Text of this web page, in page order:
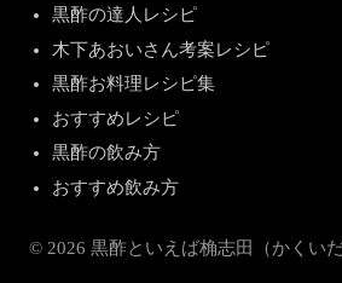
黒酢の達人レシピ
木下あおいさん考案レシピ
黒酢お料理レシピ集
おすすめレシピ
黒酢の飲み方
おすすめ飲み方
© 2026 黒酢といえば桷志田（かくい